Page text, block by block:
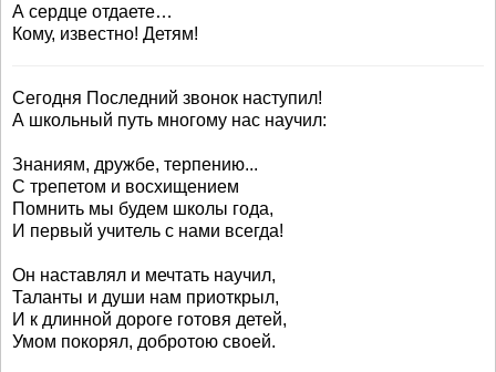
А сердце отдаете…
Кому, известно! Детям!
Сегодня Последний звонок наступил!
А школьный путь многому нас научил:
Знаниям, дружбе, терпению...
С трепетом и восхищением
Помнить мы будем школы года,
И первый учитель с нами всегда!
Он наставлял и мечтать научил,
Таланты и души нам приоткрыл,
И к длинной дороге готовя детей,
Умом покорял, добротою своей.